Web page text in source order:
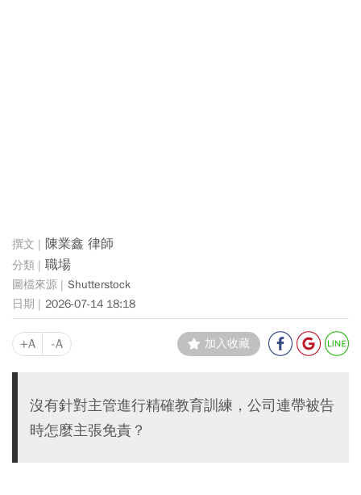
陳業鑫 律師
職場
Shutterstock
2026-07-14 18:18
+A -A 加入收藏
沒有針對主管進行精確教育訓練，公司連帶被告
時怎麼主張免責？